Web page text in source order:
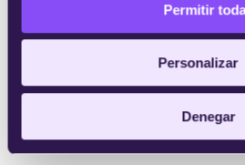
Permitir
Personalizar
Denegar